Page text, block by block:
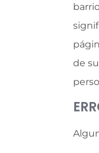
de